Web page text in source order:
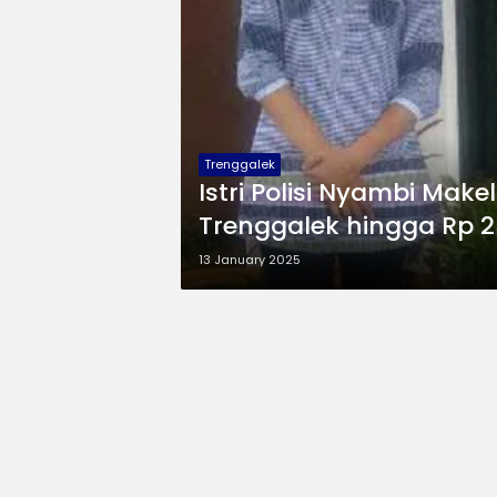
Trenggalek
Istri Polisi Nyambi
Trenggalek hingga Rp
13 January 2025